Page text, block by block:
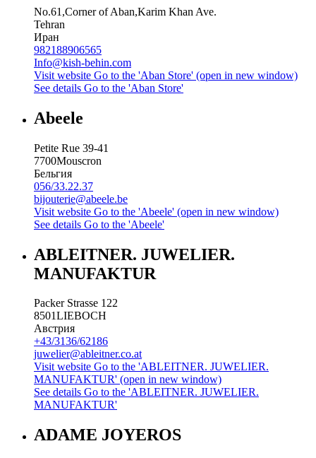
No.61,Corner of Aban,Karim Khan Ave.
Tehran
Иран
982188906565
Info@kish-behin.com
Visit website Go to the 'Aban Store' (open in new window)
See details Go to the 'Aban Store'
Abeele
Petite Rue 39-41
7700Mouscron
Бельгия
056/33.22.37
bijouterie@abeele.be
Visit website Go to the 'Abeele' (open in new window)
See details Go to the 'Abeele'
ABLEITNER. JUWELIER.
MANUFAKTUR
Packer Strasse 122
8501LIEBOCH
Австрия
+43/3136/62186
juwelier@ableitner.co.at
Visit website Go to the 'ABLEITNER. JUWELIER.
MANUFAKTUR' (open in new window)
See details Go to the 'ABLEITNER. JUWELIER.
MANUFAKTUR'
ADAME JOYEROS